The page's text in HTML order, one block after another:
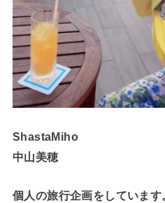
ShastaMiho
中山美穂
個人の旅行企画をしていま